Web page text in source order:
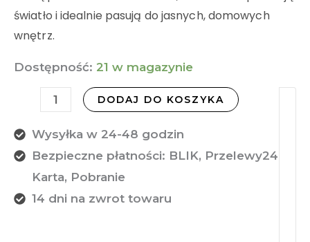
światło i idealnie pasują do jasnych, domowych
wnętrz.
Dostępność: 21 w magazynie
DODAJ DO KOSZYKA
Wysyłka w 24-48 godzin
Bezpieczne płatności: BLIK, Przelewy24,
Karta, Pobranie
14 dni na zwrot towaru